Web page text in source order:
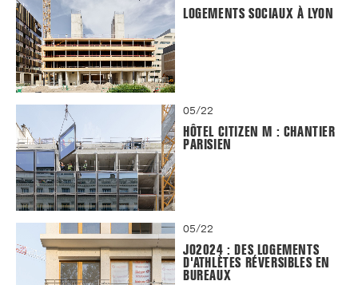
LOGEMENTS SOCIAUX À LYON
05/22
HÔTEL CITIZEN M : CHANTIER
PARISIEN
05/22
JO2024 : DES LOGEMENTS
D'ATHLÈTES RÉVERSIBLES EN
BUREAUX